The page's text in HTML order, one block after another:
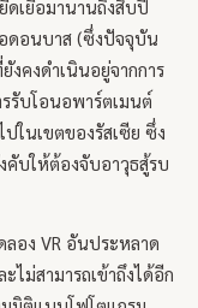
ดเยื้อมานานถึงสิบปี
อดอนบาส (ซึ่งปัจจุบัน
งคงดำเนินอยู่จากการ
รับโอนอพาร์ตเมนต์
ในเขตของรัสเซีย ซึ่ง
บให้ต้องจับอาวุธสู้รบ
ลอง VR อันประหลาด
ไม่สามารถเข้าถึงได้อีก